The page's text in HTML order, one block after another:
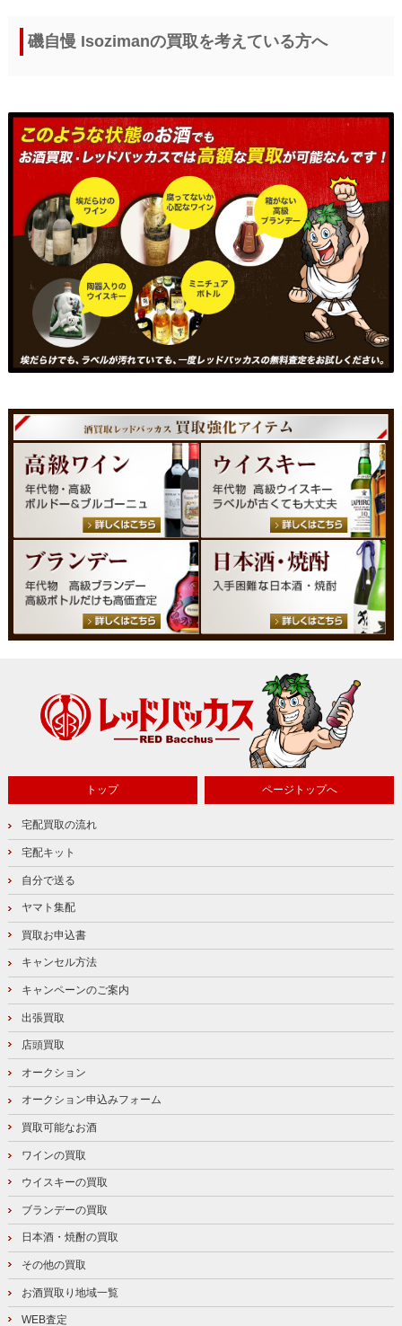
磯自慢 Isozimanの買取を考えている方へ
トップ ページトップへ
宅配買取の流れ
宅配キット
自分で送る
ヤマト集配
買取お申込書
キャンセル方法
キャンペーンのご案内
出張買取
店頭買取
オークション
オークション申込みフォーム
買取可能なお酒
ワインの買取
ウイスキーの買取
ブランデーの買取
日本酒・焼酎の買取
その他の買取
お酒買取り地域一覧
WEB査定